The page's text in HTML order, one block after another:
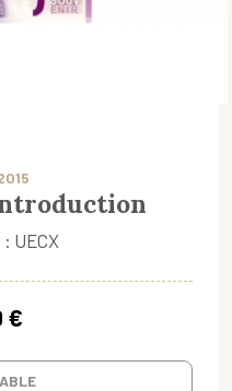
UECX
€